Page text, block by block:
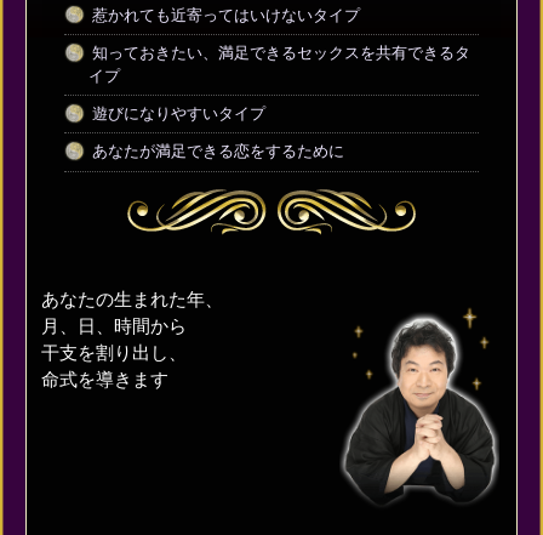
惹かれても近寄ってはいけないタイプ
知っておきたい、満足できるセックスを共有できるタ
イプ
遊びになりやすいタイプ
あなたが満足できる恋をするために
あなたの生まれた年、
月、日、時間から
干支を割り出し、
命式を導きます